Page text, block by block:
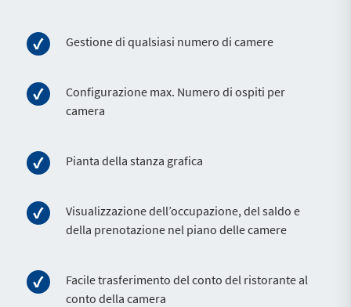
Gestione di qualsiasi numero di camere
Configurazione max. Numero di ospiti per
camera
Pianta della stanza grafica
Visualizzazione dell’occupazione, del saldo e
della prenotazione nel piano delle camere
Facile trasferimento del conto del ristorante al
conto della camera